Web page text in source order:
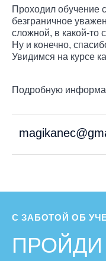
Проходил обучение
безграничное
сложной, в какой-то
Ну и конечно,
Увидимся на курсе
Подробную
С ЗАБОТОЙ ОБ